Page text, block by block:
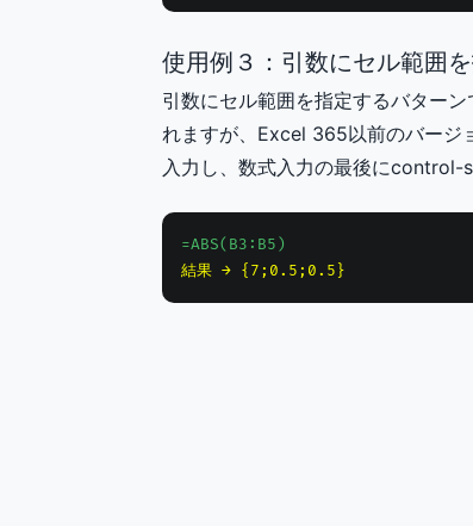
使用例３：引数にセル範囲
引数にセル範囲を指定するバター
れますが、Excel 365以前のバージ
入力し、数式入力の最後にcontrol-
=ABS(B3:B5)
結果 → {7;0.5;0.5}